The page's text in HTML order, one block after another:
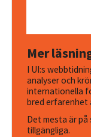
Mer
I UI:s
analyser och
internationella
bred erfarenhet
Det mesta är
tillgängliga.